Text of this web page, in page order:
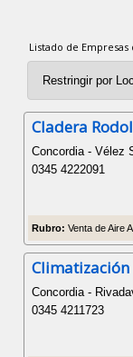
Listado de Empresas
Cladera
Concordia - Vélez
0345 4222091
Rubro: Venta de Aire
Concordia -
0345 4211723